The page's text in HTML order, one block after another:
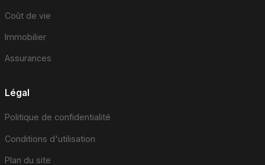
Coût de vie
Immobilier
Assurances
Légal
Politique de confidentialité
Conditions d'utilisation
Plan du site